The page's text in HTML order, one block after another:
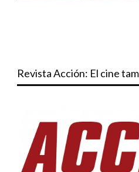
Revista Acción: El cine